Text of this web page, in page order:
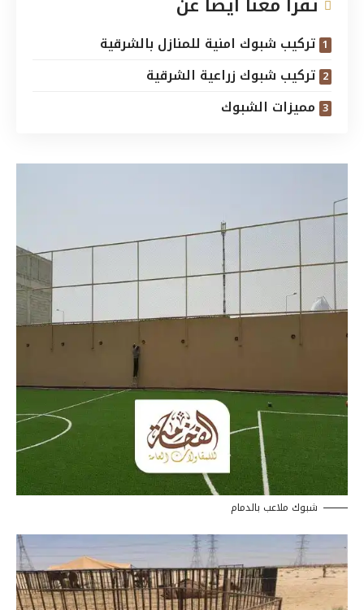
تركيب شبوك امنية للمنازل بالشرقية
تركيب شبوك زراعية الشرقية
مميزات الشبوك
شبوك ملاعب بالدمام